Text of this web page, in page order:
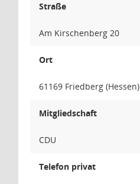
Straße
Am Kirschenberg 20
Ort
61169 Friedberg (Hessen)
Mitgliedschaft
CDU
Telefon privat